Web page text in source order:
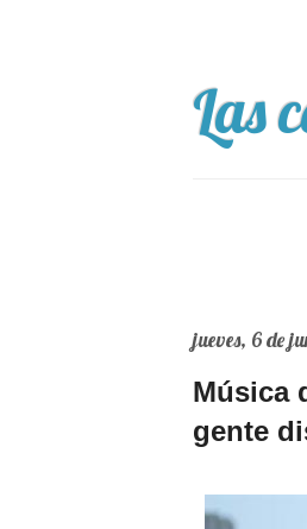
Las
jueves, 6 de
Música
gente